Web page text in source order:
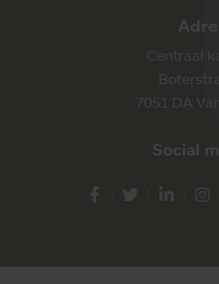
Adres
Centraal
7051 DA
Social
FacebookTwitterLinkedIn